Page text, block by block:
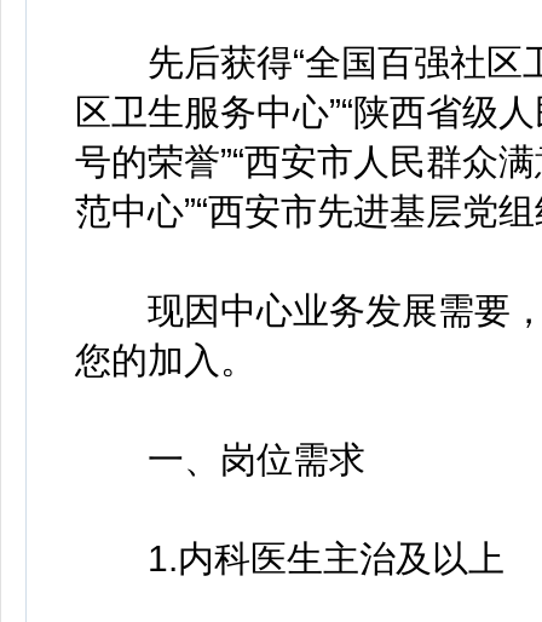
先后获得“全国百强社区
区卫生服务中心”“陕西省级
号的荣誉”“西安市人民群众
范中心”“西安市先进基层党
现因中心业务发展需要，
您的加入。
一、岗位需求
1.内科医生主治及以上